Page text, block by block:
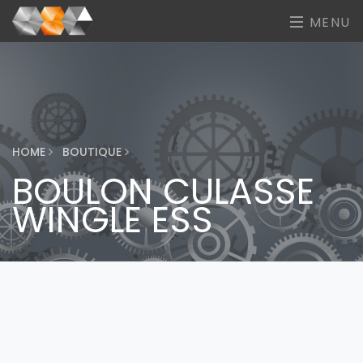
MENU
HOME BOUTIQUE
BOULON CULASSE
WINGLE ESS